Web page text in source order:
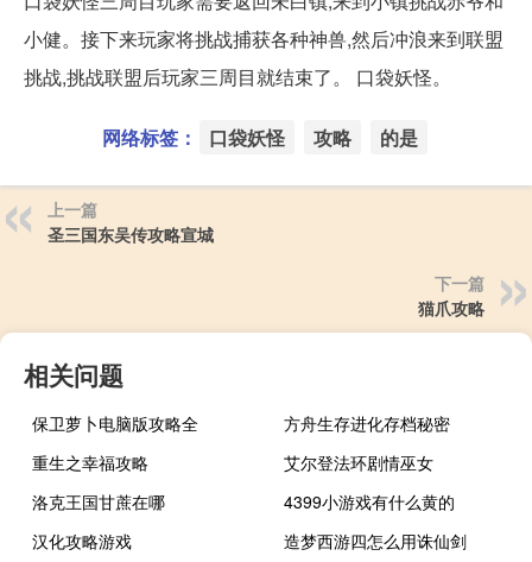
小健。接下来玩家将挑战捕获各种神兽,然后冲浪来到联盟
挑战,挑战联盟后玩家三周目就结束了。 口袋妖怪。
网络标签： 口袋妖怪 攻略 的是
上一篇
圣三国东吴传攻略宣城
下一篇
猫爪攻略
相关问题
保卫萝卜电脑版攻略全
方舟生存进化存档秘密
重生之幸福攻略
艾尔登法环剧情巫女
洛克王国甘蔗在哪
4399小游戏有什么黄的
汉化攻略游戏
造梦西游四怎么用诛仙剑